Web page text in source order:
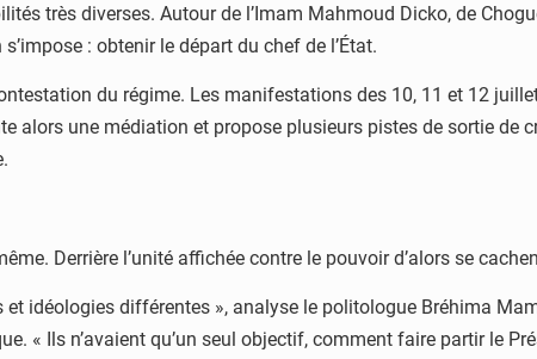
très diverses. Autour de l’Imam Mahmoud Dicko, de
: obtenir le départ du chef de l’État.
du régime. Les manifestations des 10, 11 et 12
alors une médiation et propose plusieurs pistes de sortie
Derrière l’unité affichée contre le pouvoir d’alors se
idéologies différentes », analyse le politologue Bréhima
« Ils n’avaient qu’un seul objectif, comment faire partir le